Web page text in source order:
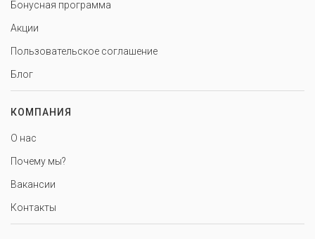
Бонусная программа
Акции
Пользовательское соглашение
Блог
КОМПАНИЯ
О нас
Почему мы?
Вакансии
Контакты